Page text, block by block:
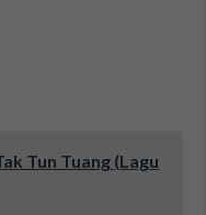
Tun Tuang (Lagu